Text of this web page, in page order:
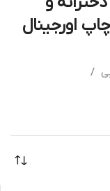
اورجینال